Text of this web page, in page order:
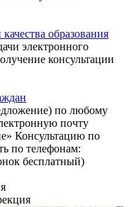
образования
электронного
консультации
по любому
почту
Консультацию по
по телефонам:
бесплатный)